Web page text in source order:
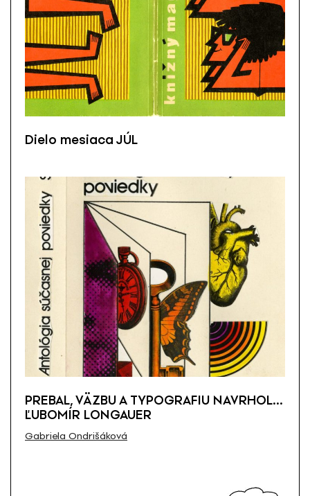
Dielo mesiaca JÚL
PREBAL, VÄZBU A TYPOGRAFIU NAVRHOL…
ĽUBOMÍR LONGAUER
Gabriela Ondrišáková